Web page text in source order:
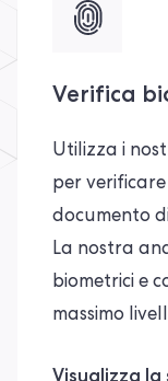
Verifica
Utilizza i
per
documento
La nostra
biometrici e
massimo
Visualizza la